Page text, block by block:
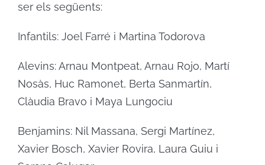
ser els següents:
Infantils: Joel Farré i Martina Todorova
Alevins: Arnau Montpeat, Arnau Rojo, Martí
Nosàs, Huc Ramonet, Berta Sanmartín,
Clàudia Bravo i Maya Lungociu
Benjamins: Nil Massana, Sergi Martínez,
Xavier Bosch, Xavier Rovira, Laura Guiu i